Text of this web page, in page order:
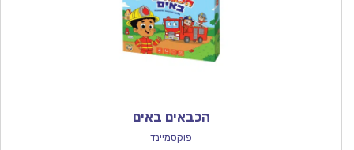
הכבאים באים
פוקסמיינד